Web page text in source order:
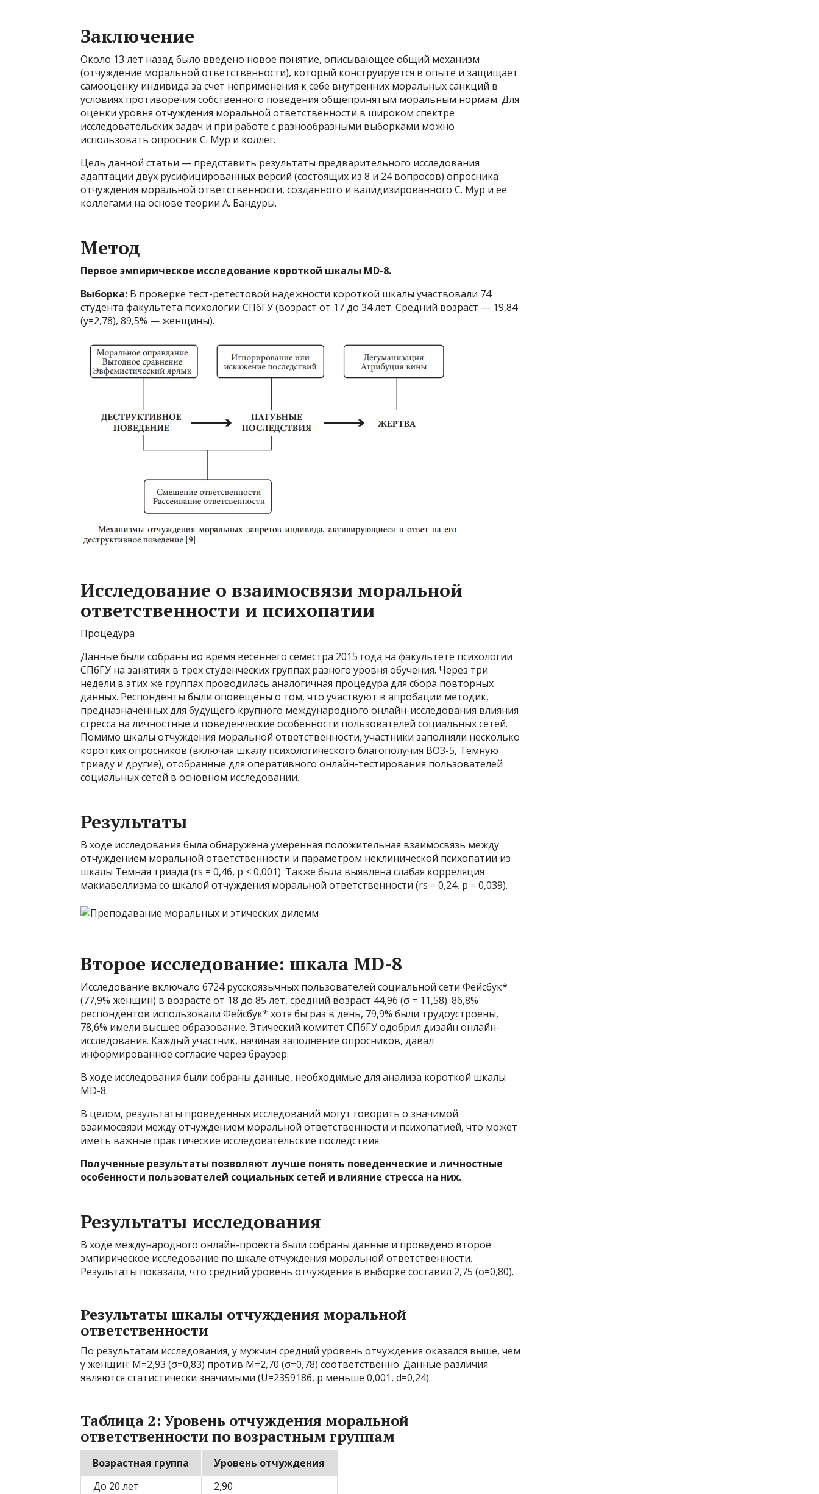
Заключение
Около 13 лет назад было введено новое понятие, описывающее общий механизм
(отчуждение моральной ответственности), который конструируется в опыте и защищает
самооценку индивида за счет неприменения к себе внутренних моральных санкций в
условиях противоречия собственного поведения общепринятым моральным нормам. Для
оценки уровня отчуждения моральной ответственности в широком спектре
исследовательских задач и при работе с разнообразными выборками можно
использовать опросник С. Мур и коллег.
Цель данной статьи — представить результаты предварительного исследования
адаптации двух русифицированных версий (состоящих из 8 и 24 вопросов) опросника
отчуждения моральной ответственности, созданного и валидизированного С. Мур и ее
коллегами на основе теории А. Бандуры.
Метод
Первое эмпирическое исследование короткой шкалы MD-8.
Выборка: В проверке тест-ретестовой надежности короткой шкалы участвовали 74
студента факультета психологии СПбГУ (возраст от 17 до 34 лет. Средний возраст — 19,84
(у=2,78), 89,5% — женщины).
Исследование о взаимосвязи моральной
ответственности и психопатии
Процедура
Данные были собраны во время весеннего семестра 2015 года на факультете психологии
СПбГУ на занятиях в трех студенческих группах разного уровня обучения. Через три
недели в этих же группах проводилась аналогичная процедура для сбора повторных
данных. Респонденты были оповещены о том, что участвуют в апробации методик,
предназначенных для будущего крупного международного онлайн-исследования влияния
стресса на личностные и поведенческие особенности пользователей социальных сетей.
Помимо шкалы отчуждения моральной ответственности, участники заполняли несколько
коротких опросников (включая шкалу психологического благополучия ВОЗ-5, Темную
триаду и другие), отобранные для оперативного онлайн-тестирования пользователей
социальных сетей в основном исследовании.
Результаты
В ходе исследования была обнаружена умеренная положительная взаимосвязь между
отчуждением моральной ответственности и параметром неклинической психопатии из
шкалы Темная триада (rs = 0,46, p < 0,001). Также была выявлена слабая корреляция
макиавеллизма со шкалой отчуждения моральной ответственности (rs = 0,24, p = 0,039).
Второе исследование: шкала MD-8
Исследование включало 6724 русскоязычных пользователей социальной сети Фейсбук*
(77,9% женщин) в возрасте от 18 до 85 лет, средний возраст 44,96 (σ = 11,58). 86,8%
респондентов использовали Фейсбук* хотя бы раз в день, 79,9% были трудоустроены,
78,6% имели высшее образование. Этический комитет СПбГУ одобрил дизайн онлайн-
исследования. Каждый участник, начиная заполнение опросников, давал
информированное согласие через браузер.
В ходе исследования были собраны данные, необходимые для анализа короткой шкалы
MD-8.
В целом, результаты проведенных исследований могут говорить о значимой
взаимосвязи между отчуждением моральной ответственности и психопатией, что может
иметь важные практические исследовательские последствия.
Полученные результаты позволяют лучше понять поведенческие и личностные
особенности пользователей социальных сетей и влияние стресса на них.
Результаты исследования
В ходе международного онлайн-проекта были собраны данные и проведено второе
эмпирическое исследование по шкале отчуждения моральной ответственности.
Результаты показали, что средний уровень отчуждения в выборке составил 2,75 (σ=0,80).
Результаты шкалы отчуждения моральной
ответственности
По результатам исследования, у мужчин средний уровень отчуждения оказался выше, чем
у женщин: M=2,93 (σ=0,83) против M=2,70 (σ=0,78) соответственно. Данные различия
являются статистически значимыми (U=2359186, p меньше 0,001, d=0,24).
Таблица 2: Уровень отчуждения моральной
ответственности по возрастным группам
Возрастная группа
Уровень отчуждения
До 20 лет
2,90